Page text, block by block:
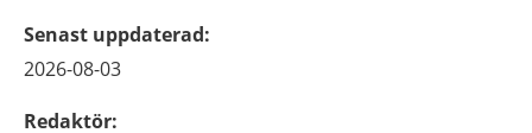
Senast uppdaterad:
2026-08-03
Redaktör: